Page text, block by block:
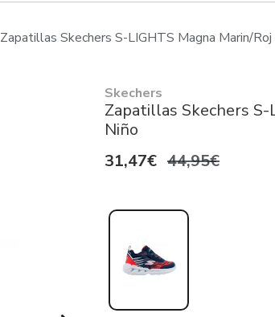
Zapatillas Skechers S-LIGHTS Magna Marin/Roj
Skechers
Zapatillas Skechers S-
Niño
31,47€ 44,95€